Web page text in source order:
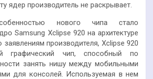
ядер производитель не раскрывает.
нового чипа стало
Samsung Xclipse 920 на архитектуре
заявлениям производителя, Xclipse 920
графический чип, способный по
занять нишу между мобильными
для консолей. Используемая в нем